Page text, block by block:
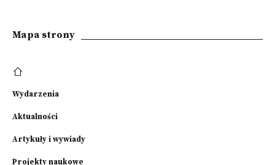
Mapa strony
Wydarzenia
Aktualności
Artykuły i wywiady
Projekty naukowe